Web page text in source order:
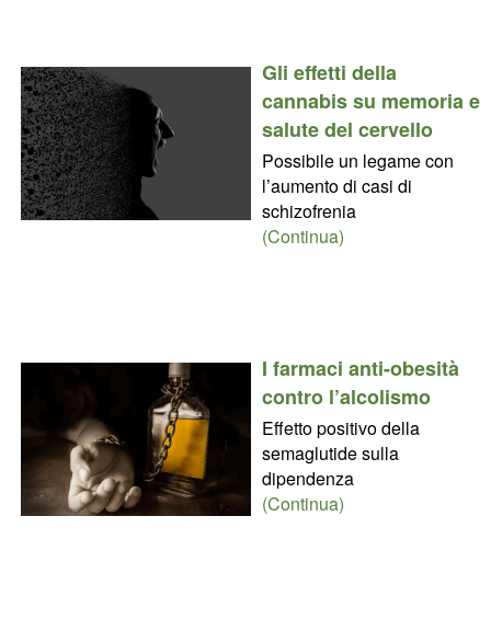
Gli effetti della
cannabis su memoria e
salute del cervello
Possibile un legame con
l’aumento di casi di
schizofrenia
(Continua)
I farmaci anti-obesità
contro l’alcolismo
Effetto positivo della
semaglutide sulla
dipendenza
(Continua)